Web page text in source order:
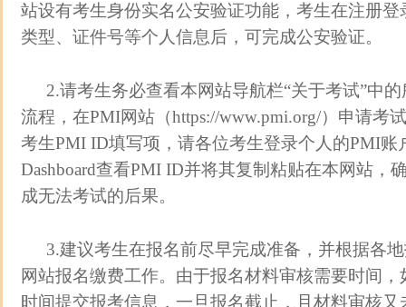
站设有考生身份实名公安验证功能，考生在注册
类型、证件号等个人信息后，可完成公安验证。
2.请考生务必查看本网站导航栏“关于考试”中
流程，在PMI网站（https://www.pmi.org/）申请考
考生PMI ID填写项，请各位考生登录个人的PMI
Dashboard查看PMI ID并将其复制粘贴在本网站，
成无法考试的后果。
3.建议考生在报名前尽早完成准备，并根据各
网站报名缴费工作。由于报名材料审核需要时间
时间提交报考信息，一旦报名截止，且材料审核